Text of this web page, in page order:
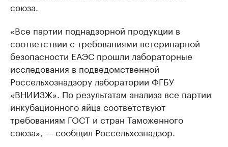
союза.
«Все партии поднадзорной продукции в
соответствии с требованиями ветеринарной
безопасности ЕАЭС прошли лабораторные
исследования в подведомственной
Россельхознадзору лаборатории ФГБУ
«ВНИИЗЖ». По результатам анализа все партии
инкубационного яйца соответствуют
требованиям ГОСТ и стран Таможенного
союза», — сообщил Россельхознадзор.